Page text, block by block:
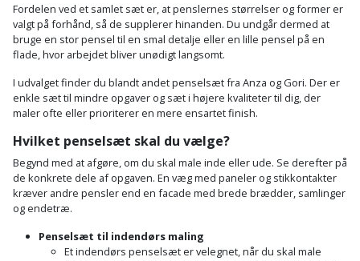
og
tagplader
Terrassebrædder
Terrasseopklodsning
Tråd
til
byggeri
Træ
Profilsaks
Reb
og
snor
Renseservietter
og
wipes
Kantlimer
Kantlimertilbehør
Kap-
og
geringssav
Kerneboremaskine
Klammepistol
Klippeværktøj
Hylder
Jagt
og
fritid
Jul
Kaffe
Klæbesøm
Fordelen ved et samlet sæt er, at penslernes størrelser og former er
valgt på forhånd, så de supplerer hinanden. Du undgår dermed at
bruge en stor pensel til en smal detalje eller en lille pensel på en
flade, hvor arbejdet bliver unødigt langsomt.
I udvalget finder du blandt andet penselsæt fra Anza og Gori. Der er
enkle sæt til mindre opgaver og sæt i højere kvaliteter til dig, der
maler ofte eller prioriterer en mere ensartet finish.
Hvilket penselsæt skal du vælge?
Begynd med at afgøre, om du skal male inde eller ude. Se derefter på
de konkrete dele af opgaven. En væg med paneler og stikkontakter
kræver andre pensler end en facade med brede brædder, samlinger
og endetræ.
Penselsæt til indendørs maling
Et indendørs penselsæt er velegnet, når du skal male